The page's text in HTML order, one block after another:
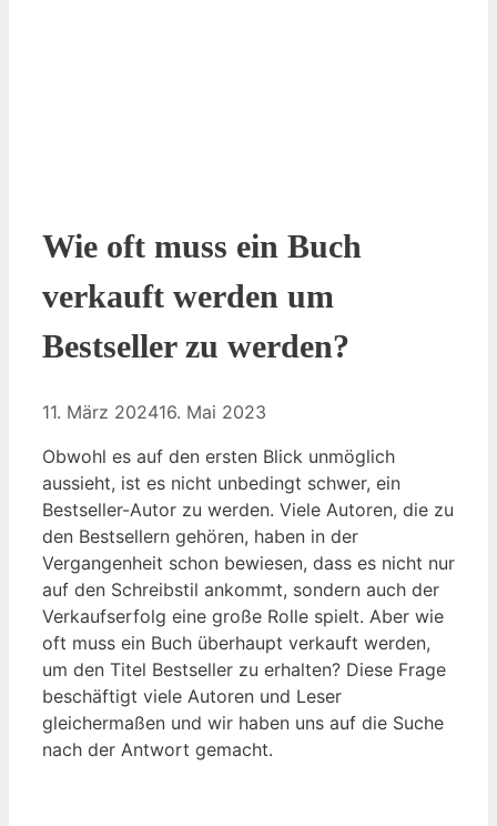
Wie oft muss ein Buch
verkauft werden um
Bestseller zu werden?
11. März 202416. Mai 2023
Obwohl es auf den ersten Blick unmöglich
aussieht, ist es nicht unbedingt schwer, ein
Bestseller-Autor zu werden. Viele Autoren, die zu
den Bestsellern gehören, haben in der
Vergangenheit schon bewiesen, dass es nicht nur
auf den Schreibstil ankommt, sondern auch der
Verkaufserfolg eine große Rolle spielt. Aber wie
oft muss ein Buch überhaupt verkauft werden,
um den Titel Bestseller zu erhalten? Diese Frage
beschäftigt viele Autoren und Leser
gleichermaßen und wir haben uns auf die Suche
nach der Antwort gemacht.